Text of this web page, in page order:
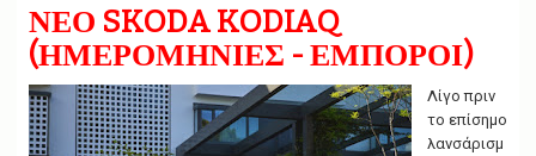
a
t
i
o
ΝΕΟ SKODA KODIAQ
(ΗΜΕΡΟΜΗΝΙΕΣ - ΕΜΠΟΡΟΙ)
Λίγο πριν
το επίσημο
λανσάρισμ